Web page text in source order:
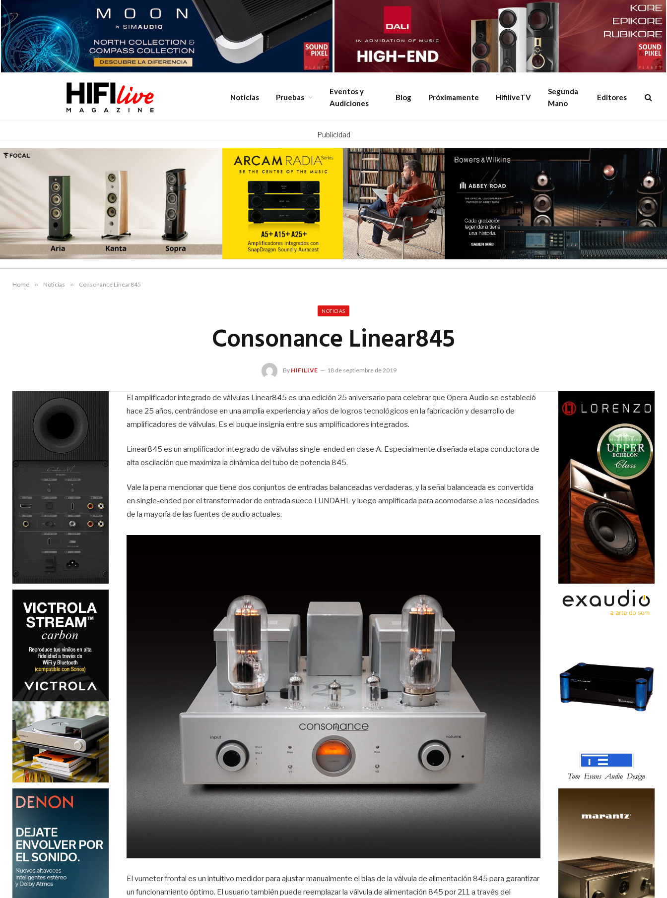
Noticias Pruebas
Eventos y
Audiciones
Blog Próximamente HifiliveTV
Segunda
Mano
Editores
Publicidad
Home » Noticias » Consonance Linear845
NOTICIAS
Consonance Linear845
By HIFILIVE 18 de septiembre de 2019
El amplificador integrado de válvulas Linear845 es una edición 25 aniversario para celebrar que Opera Audio se estableció
hace 25 años, centrándose en una amplia experiencia y años de logros tecnológicos en la fabricación y desarrollo de
amplificadores de válvulas. Es el buque insignia entre sus amplificadores integrados.
Linear845 es un amplificador integrado de válvulas single-ended en clase A. Especialmente diseñada etapa conductora de
alta oscilación que maximiza la dinámica del tubo de potencia 845.
Vale la pena mencionar que tiene dos conjuntos de entradas balanceadas verdaderas, y la señal balanceada es convertida
en single-ended por el transformador de entrada sueco LUNDAHL y luego amplificada para acomodarse a las necesidades
de la mayoría de las fuentes de audio actuales.
El vumeter frontal es un intuitivo medidor para ajustar manualmente el bias de la válvula de alimentación 845 para garantizar
un funcionamiento óptimo. El usuario también puede reemplazar la válvula de alimentación 845 por 211 a través del